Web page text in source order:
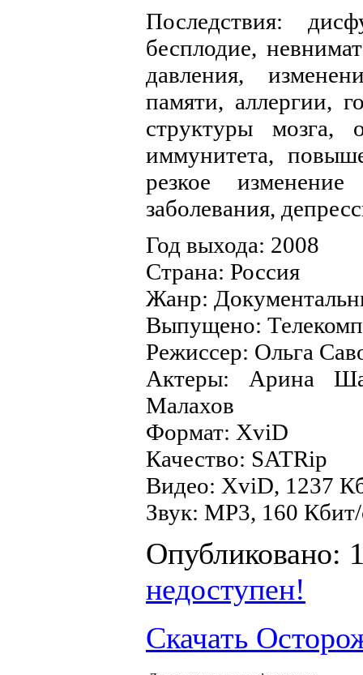
Последствия:
бесплодие,
давления,
памяти, аллергии,
структуры мозга,
иммунитета,
резкое изменение
заболевания,
Год выхода: 2008
Страна: Россия
Жанр:
Выпущено:
Режиссер: Ольга
Актеры: Арина
Малахов
Формат: XviD
Качество: SATRip
Видео: XviD, 1237
Звук: MP3, 160
Опубликовано:
недоступен!
Скачать